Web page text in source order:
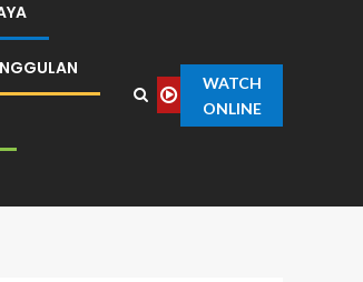
WATCH
ONLINE